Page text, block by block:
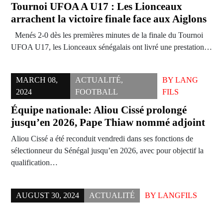
Tournoi UFOA A U17 : Les Lionceaux
arrachent la victoire finale face aux Aiglons
Menés 2-0 dès les premières minutes de la finale du Tournoi
UFOA U17, les Lionceaux sénégalais ont livré une prestation…
MARCH 08,
2024
ACTUALITÉ,
FOOTBALL
BY LANG
FILS
Équipe nationale: Aliou Cissé prolongé
jusqu’en 2026, Pape Thiaw nommé adjoint
Aliou Cissé a été reconduit vendredi dans ses fonctions de
sélectionneur du Sénégal jusqu’en 2026, avec pour objectif la
qualification…
AUGUST 30, 2024 ACTUALITÉ BY LANGFILS